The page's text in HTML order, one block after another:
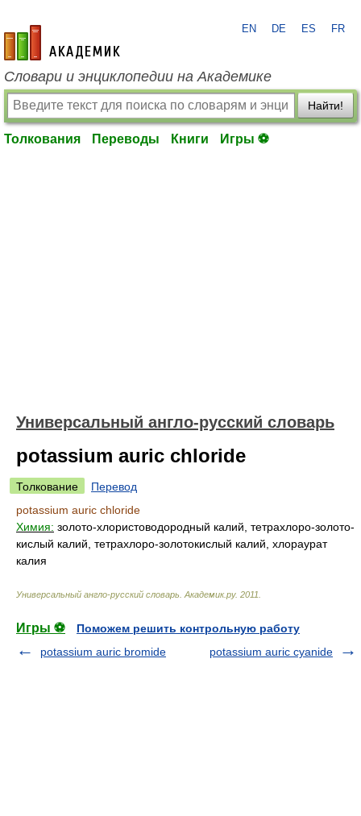
academic.ru
EN DE ES FR
Словари и энциклопедии на Академике
Найти!
Толкования Переводы Книги Игры ⚽
Универсальный англо-русский словарь
potassium auric chloride
Толкование
Перевод
potassium auric chloride
Химия: золото-хлористоводородный калий, тетрахлоро-золото-
кислый калий, тетрахлоро-золотокислый калий, хлораурат
калия
Универсальный англо-русский словарь Академик.ру. 2011
Игры ⚽
Поможем решить контрольную работу
potassium auric bromide
potassium auric cyanide